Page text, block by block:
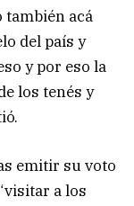
también acá
del país y
y por eso la
los tenés y
emitir su voto
a los